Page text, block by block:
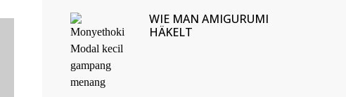
WIE MAN AMIGURUMI
HÄKELT